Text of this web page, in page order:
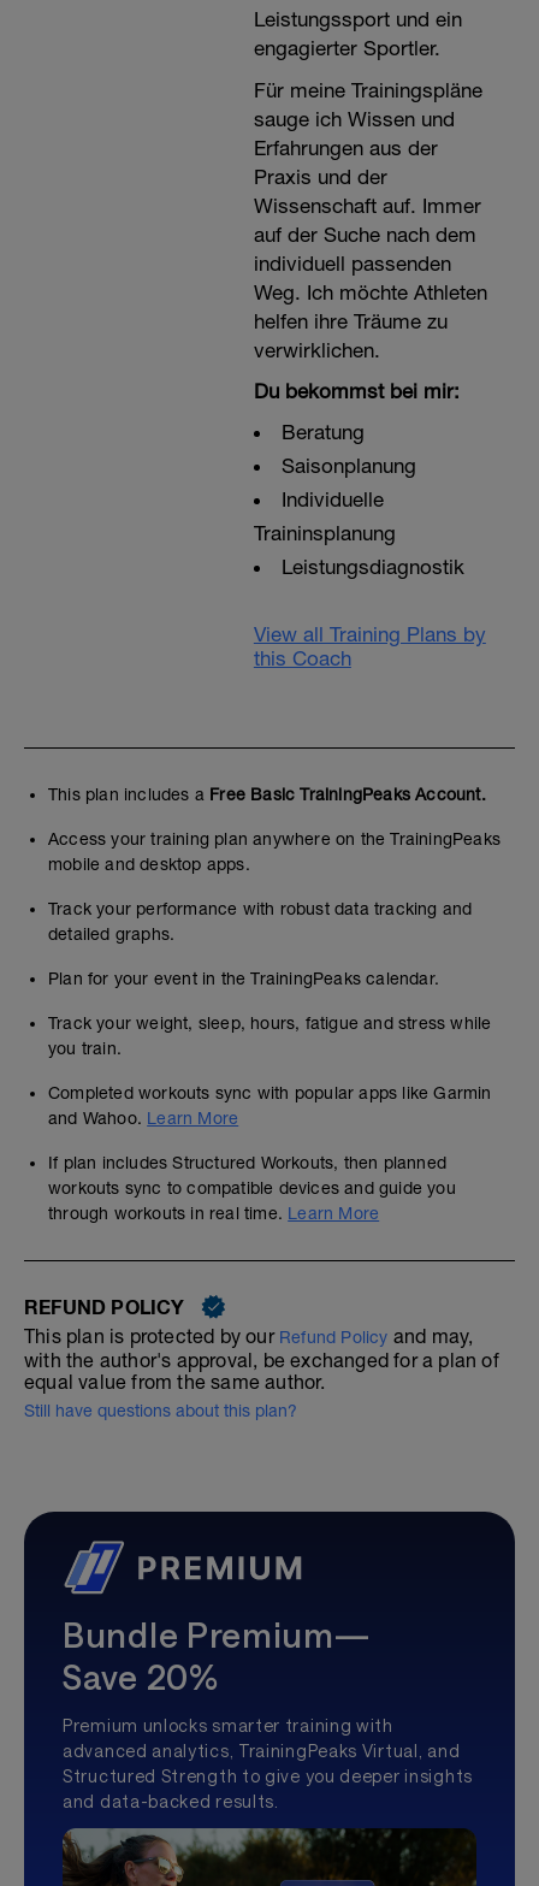
Leistungssport und ein
engagierter Sportler.
Für meine Trainingspläne
sauge ich Wissen und
Erfahrungen aus der
Praxis und der
Wissenschaft auf. Immer
auf der Suche nach dem
individuell passenden
Weg. Ich möchte Athleten
helfen ihre Träume zu
verwirklichen.
Du bekommst bei mir:
Beratung
Saisonplanung
Individuelle
Traininsplanung
Leistungsdiagnostik
View all Training Plans by
this Coach
This plan includes a Free Basic TrainingPeaks Account.
Access your training plan anywhere on the TrainingPeaks
mobile and desktop apps.
Track your performance with robust data tracking and
detailed graphs.
Plan for your event in the TrainingPeaks calendar.
Track your weight, sleep, hours, fatigue and stress while
you train.
Completed workouts sync with popular apps like Garmin
and Wahoo. Learn More
If plan includes Structured Workouts, then planned
workouts sync to compatible devices and guide you
through workouts in real time. Learn More
REFUND POLICY
This plan is protected by our Refund Policy and may,
with the author's approval, be exchanged for a plan of
equal value from the same author.
Still have questions about this plan?
Bundle Premium—
Save 20%
Premium unlocks smarter training with
advanced analytics, TrainingPeaks Virtual, and
Structured Strength to give you deeper insights
and data-backed results.